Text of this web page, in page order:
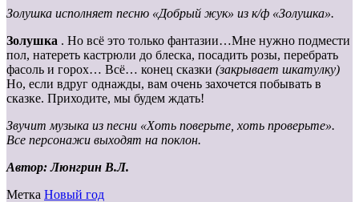
Золушка исполняет песню «Добрый жук» из к/ф «Золушка».
Золушка . Но всё это только фантазии…Мне нужно подмести
пол, натереть кастрюли до блеска, посадить розы, перебрать
фасоль и горох… Всё… конец сказки (закрывает шкатулку)
Но, если вдруг однажды, вам очень захочется побывать в
сказке. Приходите, мы будем ждать!
Звучит музыка из песни «Хоть поверьте, хоть проверьте».
Все персонажи выходят на поклон.
Автор: Люнгрин В.Л.
Метка Новый год